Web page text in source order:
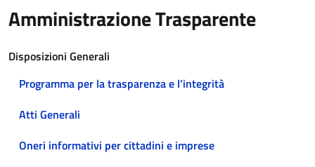
Amministrazione Trasparente
Disposizioni Generali
Programma per la trasparenza e l’integrità
Atti Generali
Oneri informativi per cittadini e imprese